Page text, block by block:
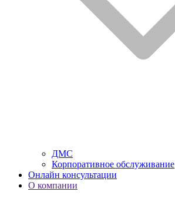
ДМС
Корпоративное обслуживание
Онлайн консультации
О компании